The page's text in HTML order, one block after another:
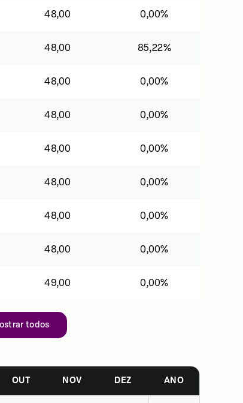
48,00 0,00%
48,00 85,22%
48,00 0,00%
48,00 0,00%
48,00 0,00%
48,00 0,00%
48,00 0,00%
48,00 0,00%
49,00 0,00%
todos
OUT NOV DEZ ANO